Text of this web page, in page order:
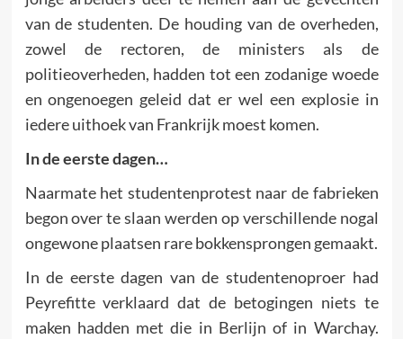
van de studenten. De houding van de overheden,
zowel de rectoren, de ministers als de
politieoverheden, hadden tot een zodanige woede
en ongenoegen geleid dat er wel een explo­sie in
iedere uithoek van Frankrijk moest komen.
In de eerste dagen…
Naarmate het studentenprotest naar de fabrieken
begon over te slaan werden op verschillende nogal
ongewone plaatsen rare bokkensprongen gemaakt.
In de eerste dagen van de studentenoproer had
Peyrefitte verklaard dat de betogingen niets te
maken hadden met die in Berlijn of in Warchay.